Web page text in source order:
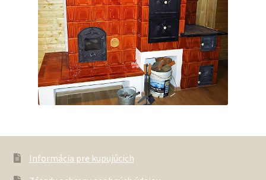
Informácia pre kupujúcich